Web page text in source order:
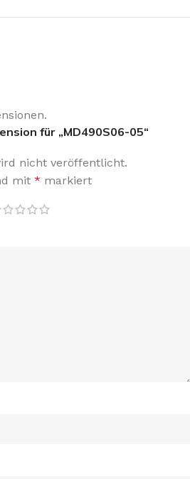
für „MD490S06-05“
nicht veröffentlicht.
mit * markiert